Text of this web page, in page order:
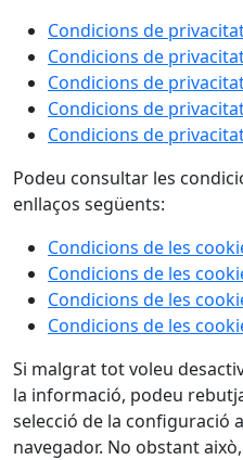
Condicions de
Condicions de
Condicions de
Condicions de
Condicions de
Podeu consultar les
enllaços següents:
Condicions de les
Condicions de les
Condicions de les
Condicions de les
Si malgrat tot voleu
la informació, podeu
selecció de la configuració
navegador. No obstant